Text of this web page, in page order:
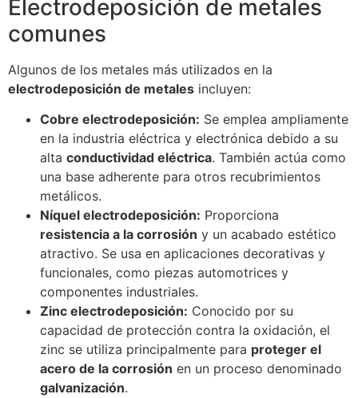
Electrodeposición de metales
comunes
Algunos de los metales más utilizados en la
electrodeposición de metales incluyen:
Cobre electrodeposición: Se emplea ampliamente
en la industria eléctrica y electrónica debido a su
alta conductividad eléctrica. También actúa como
una base adherente para otros recubrimientos
metálicos.
Níquel electrodeposición: Proporciona
resistencia a la corrosión y un acabado estético
atractivo. Se usa en aplicaciones decorativas y
funcionales, como piezas automotrices y
componentes industriales.
Zinc electrodeposición: Conocido por su
capacidad de protección contra la oxidación, el
zinc se utiliza principalmente para proteger el
acero de la corrosión en un proceso denominado
galvanización.